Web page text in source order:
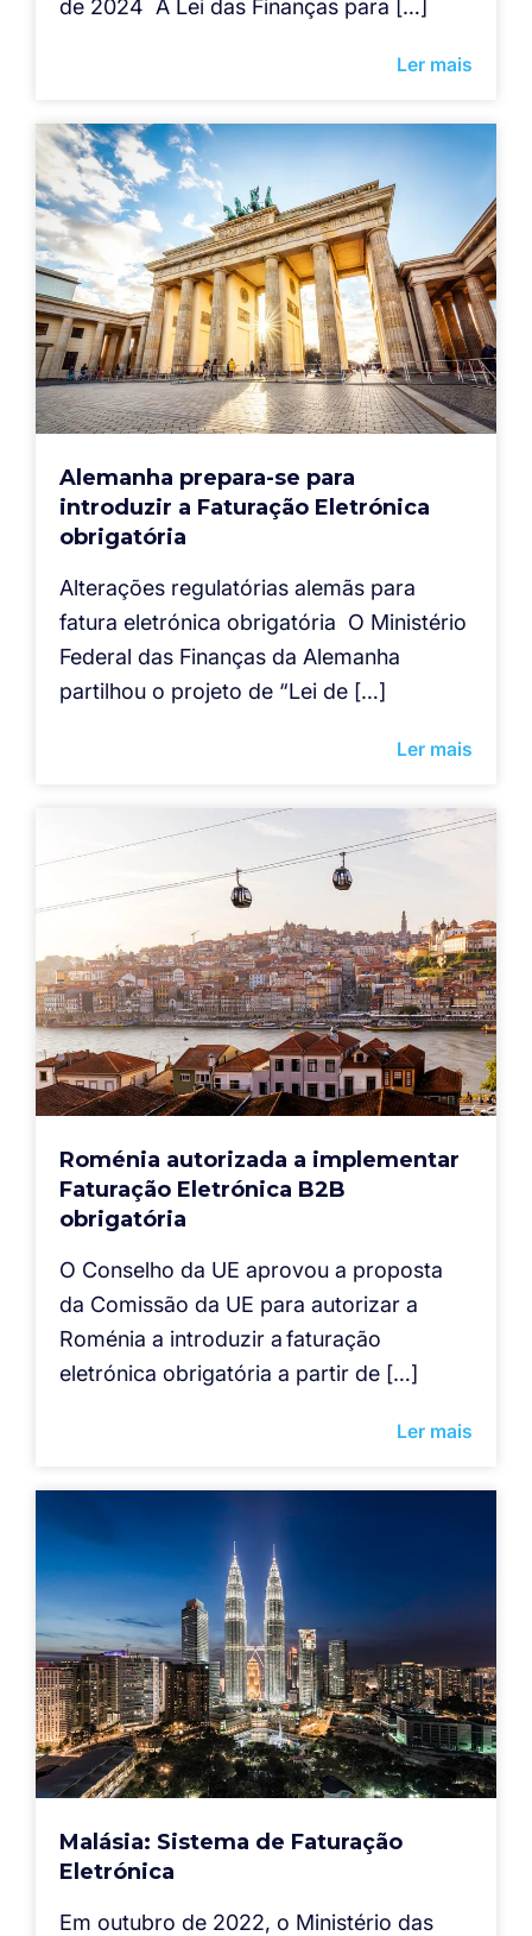
de 2024 A Lei das Finanças para […]
Ler mais
Alemanha prepara-se para
introduzir a Faturação Eletrónica
obrigatória
Alterações regulatórias alemãs para
fatura eletrónica obrigatória O Ministério
Federal das Finanças da Alemanha
partilhou o projeto de “Lei de […]
Ler mais
Roménia autorizada a implementar
Faturação Eletrónica B2B
obrigatória
O Conselho da UE aprovou a proposta
da Comissão da UE para autorizar a
Roménia a introduzir a faturação
eletrónica obrigatória a partir de […]
Ler mais
Malásia: Sistema de Faturação
Eletrónica
Em outubro de 2022, o Ministério das